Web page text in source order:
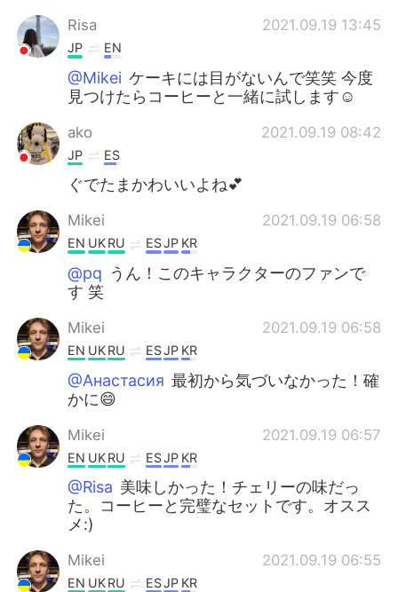
Risa 2021.09.19 13:45
JP EN
@Mikei ケーキには目がないんで笑笑 今度
見つけたらコーヒーと一緒に試します☺️
ako 2021.09.19 08:42
JP ES
ぐでたまかわいいよね💕
Mikei 2021.09.19 06:58
EN UKRU ESJP KR
@pq うん！このキャラクターのファンで
す 笑
Mikei 2021.09.19 06:58
EN UKRU ESJP KR
@Анастасия 最初から気づいなかった！確
かに😄
Mikei 2021.09.19 06:57
EN UKRU ESJP KR
@Risa 美味しかった！チェリーの味だっ
た。コーヒーと完璧なセットです。オスス
メ:)
Mikei 2021.09.19 06:55
EN UKRU ESJP KR